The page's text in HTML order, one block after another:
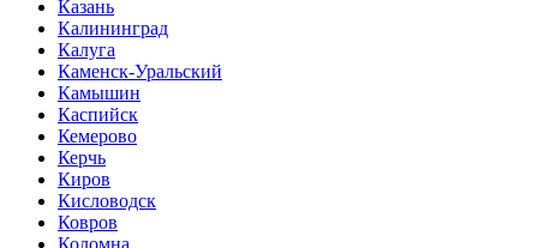
Казань
Калининград
Калуга
Каменск-Уральский
Камышин
Каспийск
Кемерово
Керчь
Киров
Кисловодск
Ковров
Коломна